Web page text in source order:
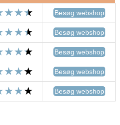
Besøg webshop
Besøg webshop
Besøg webshop
Besøg webshop
Besøg webshop